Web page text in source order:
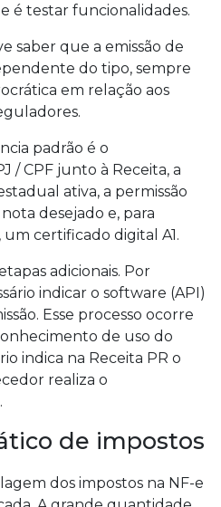
é testar funcionalidades.
saber que a emissão de
do tipo, sempre
em relação aos
padrão é o
/ CPF junto à Receita, a
ativa, a permissão
desejado e, para
certificado digital A1.
adicionais. Por
indicar o software (API)
Esse processo ocorre
de uso do
indica na Receita PR o
realiza o
de impostos
dos impostos na NF-e